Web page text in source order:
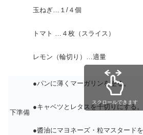
玉ねぎ…１/４個
トマト …４枚（スライス）
レモン（輪切り）…適量
下準備
●パンに薄くマーガリンを塗る。
●キャベツとレタスを千切りにする
●醬油にマヨネーズ・粒マスタード
スクロールできます